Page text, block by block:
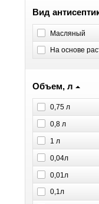
Вид
Масляный
На основе
Объем, л
0,75 л
0,8 л
1 л
0,04л
0,01л
0,1л